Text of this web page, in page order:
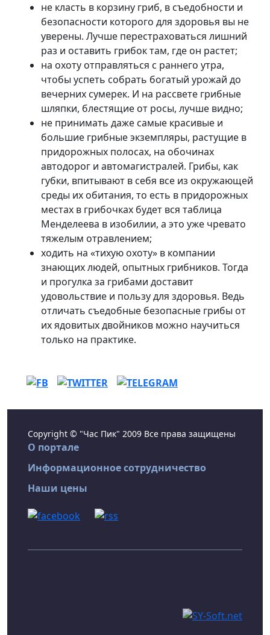
не класть в корзину гриб, в съедобности и
безопасности которого для здоровья вы не
уверены. Лучше перестраховаться лишний
раз и оставить грибок там, где он растет;
на охоту отправляться с раннего утра,
чтобы успеть собрать богатый урожай до
вечерних сумерек. И на рассвете грибные
шляпки, блестящие от росы, лучше видно;
не принимать даже самые красивые и
большие грибные экземпляры, растущие в
придорожных полосах, на обочинах
автодорог и автомагистралей. Грибы, как
губки, впитывают в себя все из окружающей
среды их обитания, то есть в придорожных
местах в грибочках будет вся таблица
Менделеева в изобилии, а это уже чревато
тяжелым отравлением;
ходить на «тихую охоту» в компании
знающих людей, опытных грибников. Тогда
и прогулка за грибами доставит
удовольствие и пользу для здоровья. Ведь
отличать съедобные безопасные грибы от
их ядовитых двойников можно научиться
только на практике.
Copyright © "Час Пик" 2009 Все права защищены
О портале
Информационное сотрудничество
Наши цены